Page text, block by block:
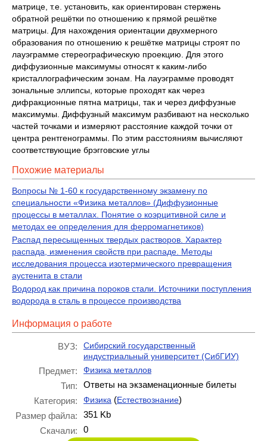
матрице, т.е. установить, как ориентирован стержень
обратной решётки по отношению к прямой решётке
матрицы. Для нахождения ориентации двухмерного
образования по отношению к решётке матрицы строят по
лауэграмме стереографическую проекцию. Для этого
диффузионные максимумы относят к каким-либо
кристаллографическим зонам. На лауэграмме проводят
зональные эллипсы, которые проходят как через
дифракционные пятна матрицы, так и через диффузные
максимумы. Диффузный максимум разбивают на несколько
частей точками и измеряют расстояние каждой точки от
центра рентгенограммы. По этим расстояниям вычисляют
соответствующие брэгговские углы
Похожие материалы
Вопросы № 1-60 к государственному экзамену по
специальности «Физика металлов» (Диффузионные
процессы в металлах. Понятие о коэрцитивной силе и
методах ее определения для ферромагнетиков)
Распад пересыщенных твердых растворов. Характер
распада, изменения свойств при распаде. Методы
исследования процесса изотермического превращения
аустенита в стали
Водород как причина пороков стали. Источники поступления
водорода в сталь в процессе производства
Информация о работе
ВУЗ:
Сибирский государственный
индустриальный университет (СибГИУ)
Предмет: Физика металлов
Тип:
Ответы на экзаменационные билеты
Категория:
Физика (Естествознание)
Размер файла:
351 Kb
Скачали:
0